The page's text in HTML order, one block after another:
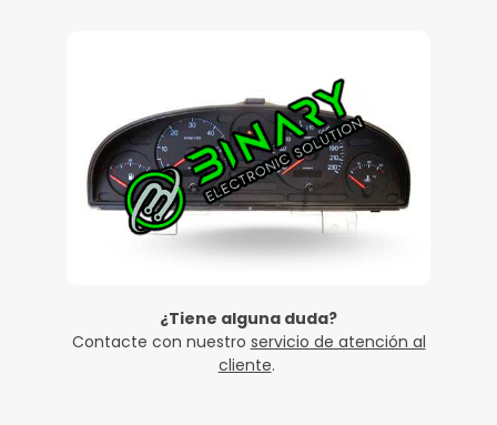
¿Tiene alguna duda?
Contacte con nuestro servicio de atención al
cliente.